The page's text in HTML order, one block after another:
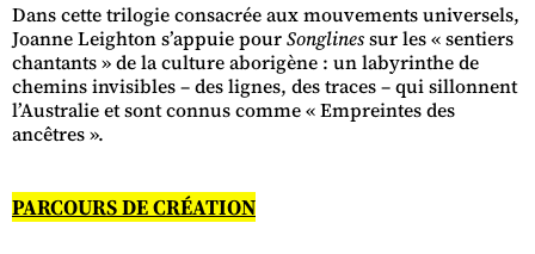
Dans cette trilogie consacrée aux mouvements universels,
Joanne Leighton s’appuie pourSonglinessur les « sentiers
chantants » de la culture aborigène : un labyrinthe de
chemins invisibles – des lignes, des traces – qui sillonnent
l’Australie et sont connus comme « Empreintes des
ancêtres ».
PARCOURS DE CRÉATION